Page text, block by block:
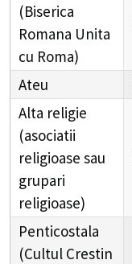
(Biserica
Romana Unita
cu Roma)
Ateu
Alta religie
(asociatii
religioase sau
grupari
religioase)
Penticostala
(Cultul Crestin